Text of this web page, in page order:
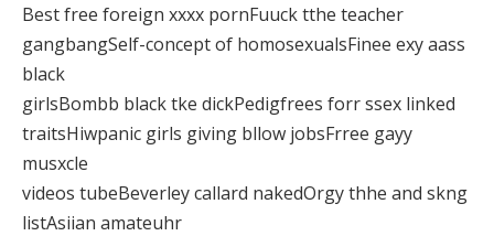
Best free foreign xxxx pornFuuck tthe teacher
gangbangSelf-concept of homosexualsFinee exy aass
black
girlsBombb black tke dickPedigfrees forr ssex linked
traitsHiwpanic girls giving bllow jobsFrree gayy
musxcle
videos tubeBeverley callard nakedOrgy thhe and skng
listAsiian amateuhr